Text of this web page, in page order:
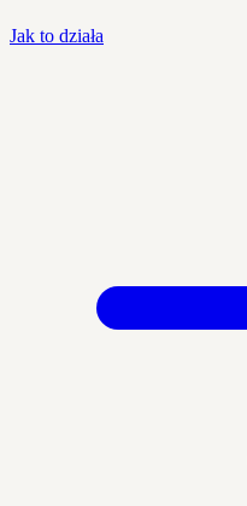
Jak to działa